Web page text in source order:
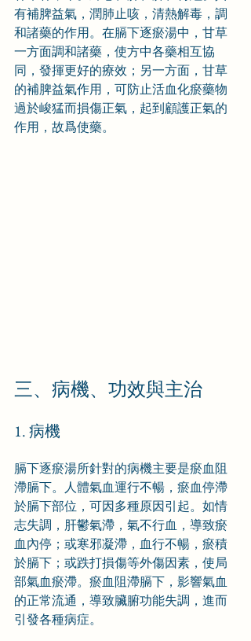
有補脾益氣，潤肺止咳，清熱解毒，調
和諸藥的作用。在膈下逐瘀湯中，甘草
一方面調和諸藥，使方中各藥相互協
同，發揮更好的療效；另一方面，甘草
的補脾益氣作用，可防止活血化瘀藥物
過於峻猛而損傷正氣，起到顧護正氣的
作用，故爲使藥。
三、病機、功效與主治
1. 病機
膈下逐瘀湯所針對的病機主要是瘀血阻
滯膈下。人體氣血運行不暢，瘀血停滯
於膈下部位，可因多種原因引起。如情
志失調，肝鬱氣滯，氣不行血，導致瘀
血內停；或寒邪凝滯，血行不暢，瘀積
於膈下；或跌打損傷等外傷因素，使局
部氣血瘀滯。瘀血阻滯膈下，影響氣血
的正常流通，導致臟腑功能失調，進而
引發各種病症。